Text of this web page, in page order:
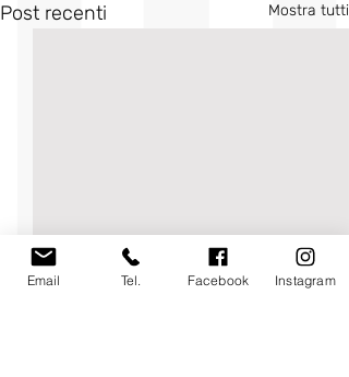
Post recenti Mostra tutti
Email Tel. Facebook Instagram